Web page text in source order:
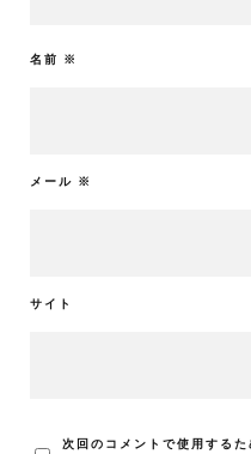
名前 ※
メール ※
サイト
次回のコメントで使用する